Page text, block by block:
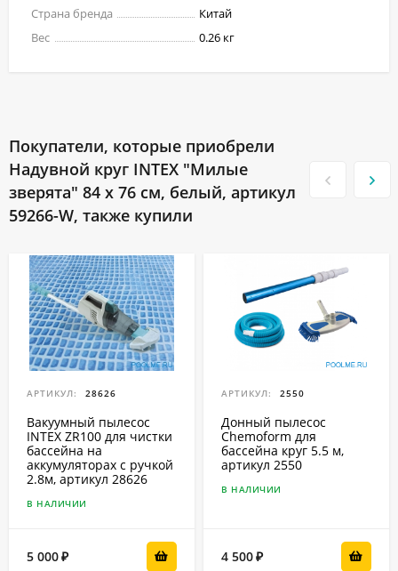
Страна бренда
Китай
Вес
0.26 кг
Покупатели, которые приобрели
Надувной круг INTEX "Милые
зверята" 84 x 76 см, белый, артикул
59266-W, также купили
АРТИКУЛ: 28626
Вакуумный пылесос
INTEX ZR100 для чистки
бассейна на
аккумуляторах с ручкой
2.8м, артикул 28626
В НАЛИЧИИ
5 000₽
АРТИКУЛ: 2550
Донный пылесос
Chemoform для
бассейна круг 5.5 м,
артикул 2550
В НАЛИЧИИ
4 500₽